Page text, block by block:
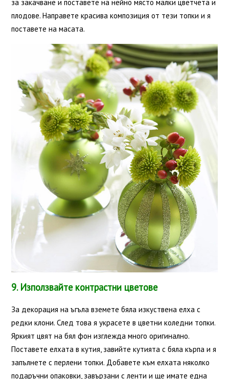
за закачване и поставете на нейно място малки цветчета и
плодове. Направете красива композиция от тези топки и я
поставете на масата.
9. Използвайте контрастни цветове
За декорация на ъгъла вземете бяла изкуствена елха с
редки клони. След това я украсете в цветни коледни топки.
Яркият цвят на бял фон изглежда много оригинално.
Поставете елхата в кутия, завийте кутията с бяла кърпа и я
запълнете с перлени топки. Добавете към елхата няколко
подаръчни опаковки, завързани с ленти и ще имате една